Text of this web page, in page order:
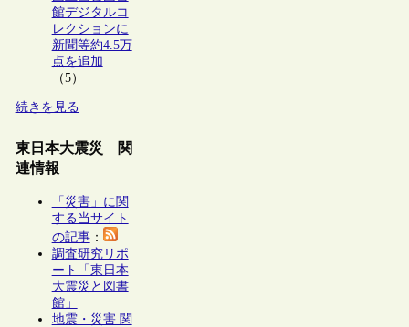
館デジタルコ
レクションに
新聞等約4.5万
点を追加
（5）
続きを見る
東日本大震災 関
連情報
「災害」に関
する当サイト
の記事：
調査研究リポ
ート「東日本
大震災と図書
館」
地震・災害 関